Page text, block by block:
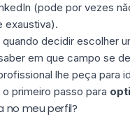
(pode por vezes
exaustiva).
decidir escolher
em que campo se
lhe peça para
primeiro passo para
no meu perfil?